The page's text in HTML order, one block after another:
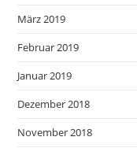
März 2019
Februar 2019
Januar 2019
Dezember 2018
November 2018